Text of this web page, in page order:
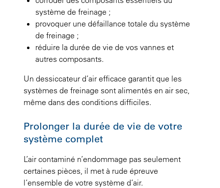
système de freinage ;
provoquer une défaillance totale du système
de freinage ;
réduire la durée de vie de vos vannes et
autres composants.
Un dessiccateur d’air efficace garantit que les
systèmes de freinage sont alimentés en air sec,
même dans des conditions difficiles.
Prolonger la durée de vie de votre
système complet
L’air contaminé n’endommage pas seulement
certaines pièces, il met à rude épreuve
l’ensemble de votre système d’air.